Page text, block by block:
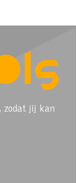
zodat jij kan